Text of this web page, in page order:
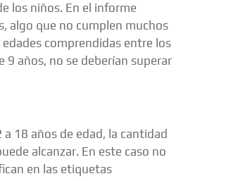
los niños. En el informe
algo que no cumplen muchos
comprendidas entre los
9 años, no se deberían superar
18 años de edad, la cantidad
alcanzar. En este caso no
en las etiquetas